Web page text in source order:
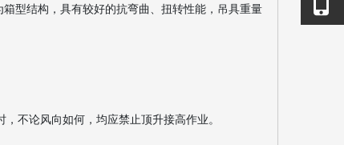
型结构，具有较好的抗弯曲、扭转性能，吊具重量
不论风向如何，均应禁止顶升接高作业。